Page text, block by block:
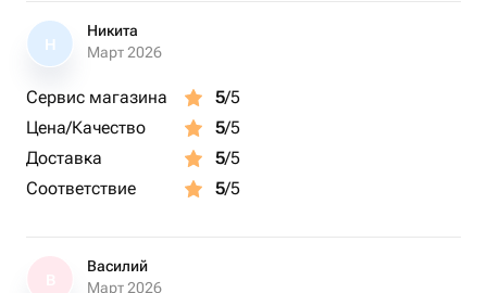
Н
Никита
Март 2026
Сервис магазина 5/5
Цена/Качество
5/5
Доставка
5/5
Соответствие
5/5
Василий
Март 2026